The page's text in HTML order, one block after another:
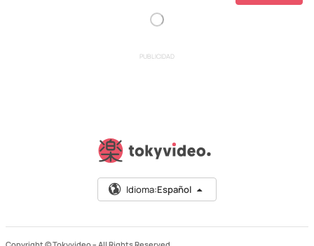
PUBLICIDAD
Idioma:Español